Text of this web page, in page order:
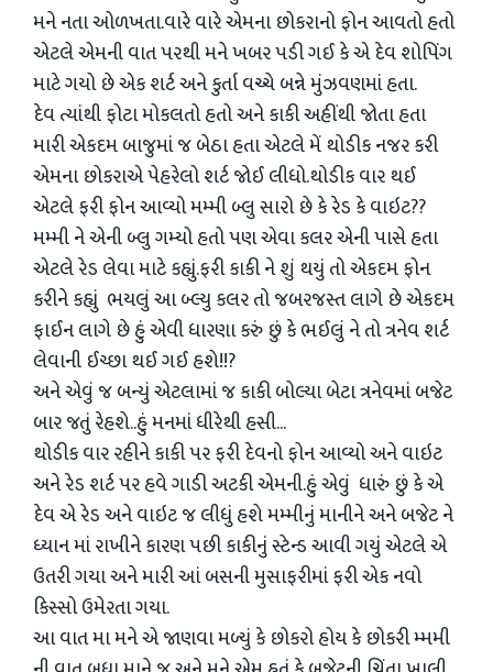
મને નતા ઓળખતા.વારે વારે એમના છોકરાનો ફોન આવતો હતો
એટલે એમની વાત પરથી મને ખબર પડી ગઈ કે એ દેવ શોપિંગ
માટે ગયો છે એક શર્ટ અને કુર્તા વચ્ચે બન્ને મુંઝવણમાં હતા.
દેવ ત્યાંથી ફોટા મોકલતો હતો અને કાકી અહીંથી જોતા હતા
મારી એકદમ બાજુમાં જ બેઠા હતા એટલે મેં થોડીક નજર કરી
એમના છોકરાએ પેહરેલો શર્ટ જોઈ લીધો.થોડીક વાર થઈ
એટલે ફરી ફોન આવ્યો મમ્મી બ્લુ સારો છે કે રેડ કે વાઇટ??
મમ્મી ને એની બ્લુ ગમ્યો હતો પણ એવા કલર એની પાસે હતા
એટલે રેડ લેવા માટે કહ્યું.ફરી કાકી ને શું થયું તો એકદમ ફોન
કરીને કહ્યું ભયલું આ બ્લ્યુ કલર તો જબરજસ્ત લાગે છે એકદમ
ફાઈન લાગે છે હું એવી ધારણા કરું છું કે ભઈલું ને તો ત્રનેવ શર્ટ
લેવાની ઈચ્છા થઈ ગઈ હશે!!?
અને એવું જ બન્યું એટલામાં જ કાકી બોલ્યા બેટા ત્રનેવમાં બજેટ
બાર જતું રેહશે..હું મનમાં ધીરેથી હસી...
થોડીક વાર રહીને કાકી પર ફરી દેવનો ફોન આવ્યો અને વાઇટ
અને રેડ શર્ટ પર હવે ગાડી અટકી એમની.હું એવું ધારું છું કે એ
દેવ એ રેડ અને વાઇટ જ લીધું હશે મમ્મીનું માનીને અને બજેટ ને
ધ્યાન માં રાખીને કારણ પછી કાકીનું સ્ટેન્ડ આવી ગયું એટલે એ
ઉતરી ગયા અને મારી આં બસની મુસાફરીમાં ફરી એક નવો
કિસ્સો ઉમેરતા ગયા.
આ વાત મા મને એ જાણવા મળ્યું કે છોકરો હોય કે છોકરી મ્મમી